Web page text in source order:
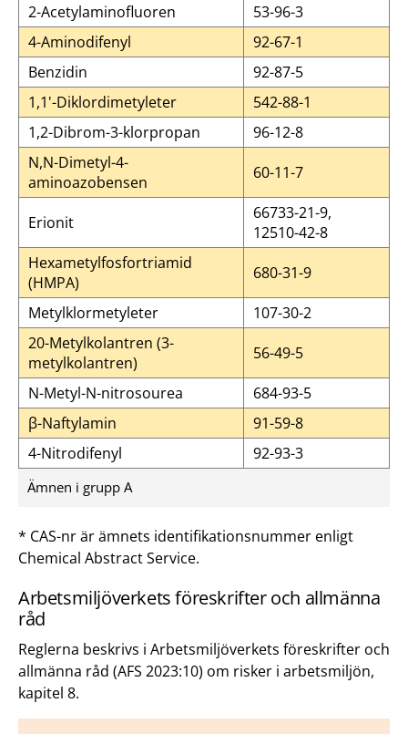
Ämnen i grupp A
2-Acetylaminofluoren
53-96-3
4-Aminodifenyl
92-67-1
Benzidin
92-87-5
1,1'-Diklordimetyleter
542-88-1
1,2-Dibrom-3-klorpropan
96-12-8
N,N-Dimetyl-4-
aminoazobensen
60-11-7
Erionit
66733-21-9,
12510-42-8
Hexametylfosfortriamid
(HMPA)
680-31-9
Metylklormetyleter
107-30-2
20-Metylkolantren (3-
metylkolantren)
56-49-5
N-Metyl-N-nitrosourea
684-93-5
β-Naftylamin
91-59-8
4-Nitrodifenyl
92-93-3
* CAS-nr är ämnets identifikationsnummer enligt
Chemical Abstract Service.
Arbetsmiljöverkets föreskrifter och allmänna
råd
Reglerna beskrivs i Arbetsmiljöverkets föreskrifter och
allmänna råd (AFS 2023:10) om risker i arbetsmiljön,
kapitel 8.